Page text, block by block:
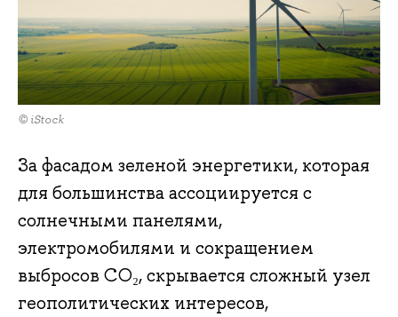
© iStock
За фасадом зеленой энергетики, которая
для большинства ассоциируется с
солнечными панелями,
электромобилями и сокращением
выбросов СО₂, скрывается сложный узел
геополитических интересов,